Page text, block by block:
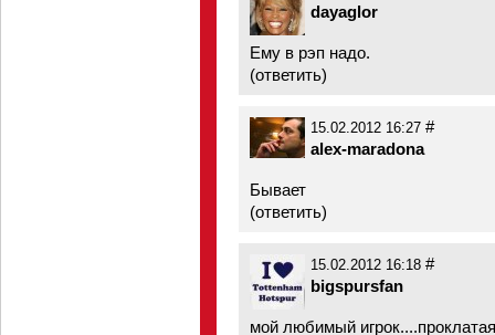
dayaglor
Ему в рэп надо.
(ответить)
15.02.2012 16:27 #
alex-maradona
Бывает
(ответить)
15.02.2012 16:18 #
bigspursfan
мой любимый